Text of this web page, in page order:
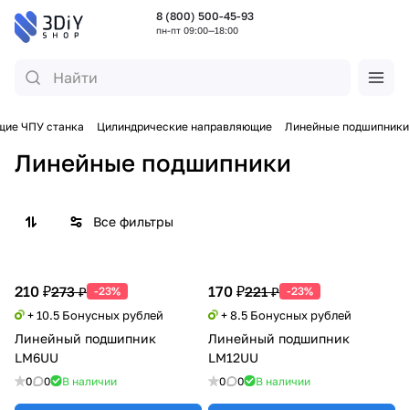
8 (800) 500-45-93
пн-пт 09:00—18:00
ЧПУ станка Цилиндрические направляющие Линейные подшипники
Линейные подшипники
Все фильтры
210 ₽273 ₽ -23%
+ 10.5 Бонусных рублей
Линейный подшипник
LM6UU
0 0 В наличии
170 ₽221 ₽ -23%
+ 8.5 Бонусных рублей
Линейный подшипник
LM12UU
0 0 В наличии